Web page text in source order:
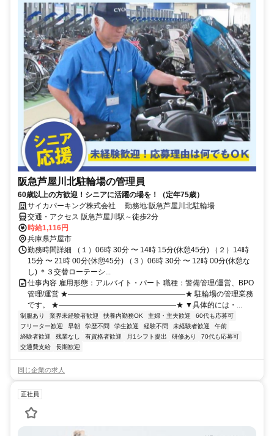
阪急芦屋川北駐輪場の管理員
60歳以上の方歓迎！シニアに活躍の場を！（定年75歳）
サイカパーキング株式会社 勤務地:阪急芦屋川北駐輪場
交通・アクセス 阪急芦屋川駅～徒歩2分
時給1,116円
兵庫県芦屋市
勤務時間詳細 （１）06時 30分 〜 14時 15分(休憩45分) （２）14時
15分 〜 21時 00分(休憩45分) （３）06時 30分 〜 12時 00分(休憩な
し) ＊３交替ローテーシ...
仕事内容 雇用形態：アルバイト・パート 職種：警備管理/運営、BPO
管理/運営 ★――――――――――――――――★ 駐輪場の管理業務
です。 ★――――――――――――――――★ ▼具体的には・...
制服あり 業界未経験者歓迎 扶養内勤務OK 主婦・主夫歓迎
60代も応募可
フリーター歓迎
早朝 学歴不問 学生歓迎 経験不問 未経験者歓迎
午前
経験者歓迎
残業なし 有資格者歓迎 月1シフト提出 研修あり
70代も応募可
交通費支給
長期歓迎
同じ企業の求人
正社員